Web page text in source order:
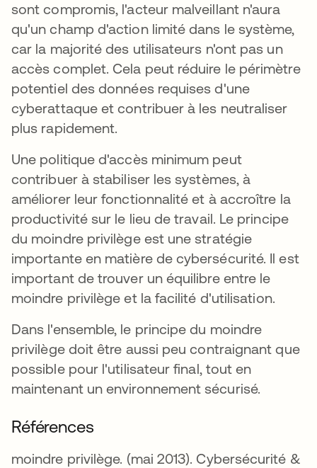
sont compromis, l'acteur malveillant n'aura
qu'un champ d'action limité dans le système,
car la majorité des utilisateurs n'ont pas un
accès complet. Cela peut réduire le périmètre
potentiel des données requises d'une
cyberattaque et contribuer à les neutraliser
plus rapidement.
Une politique d'accès minimum peut
contribuer à stabiliser les systèmes, à
améliorer leur fonctionnalité et à accroître la
productivité sur le lieu de travail. Le principe
du moindre privilège est une stratégie
importante en matière de cybersécurité. Il est
important de trouver un équilibre entre le
moindre privilège et la facilité d'utilisation.
Dans l'ensemble, le principe du moindre
privilège doit être aussi peu contraignant que
possible pour l'utilisateur final, tout en
maintenant un environnement sécurisé.
Références
moindre privilège. (mai 2013). Cybersécurité &